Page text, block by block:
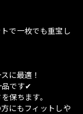
で一枚でも重宝し
に最適！
品です✔︎
保ちます。
にもフィットしや